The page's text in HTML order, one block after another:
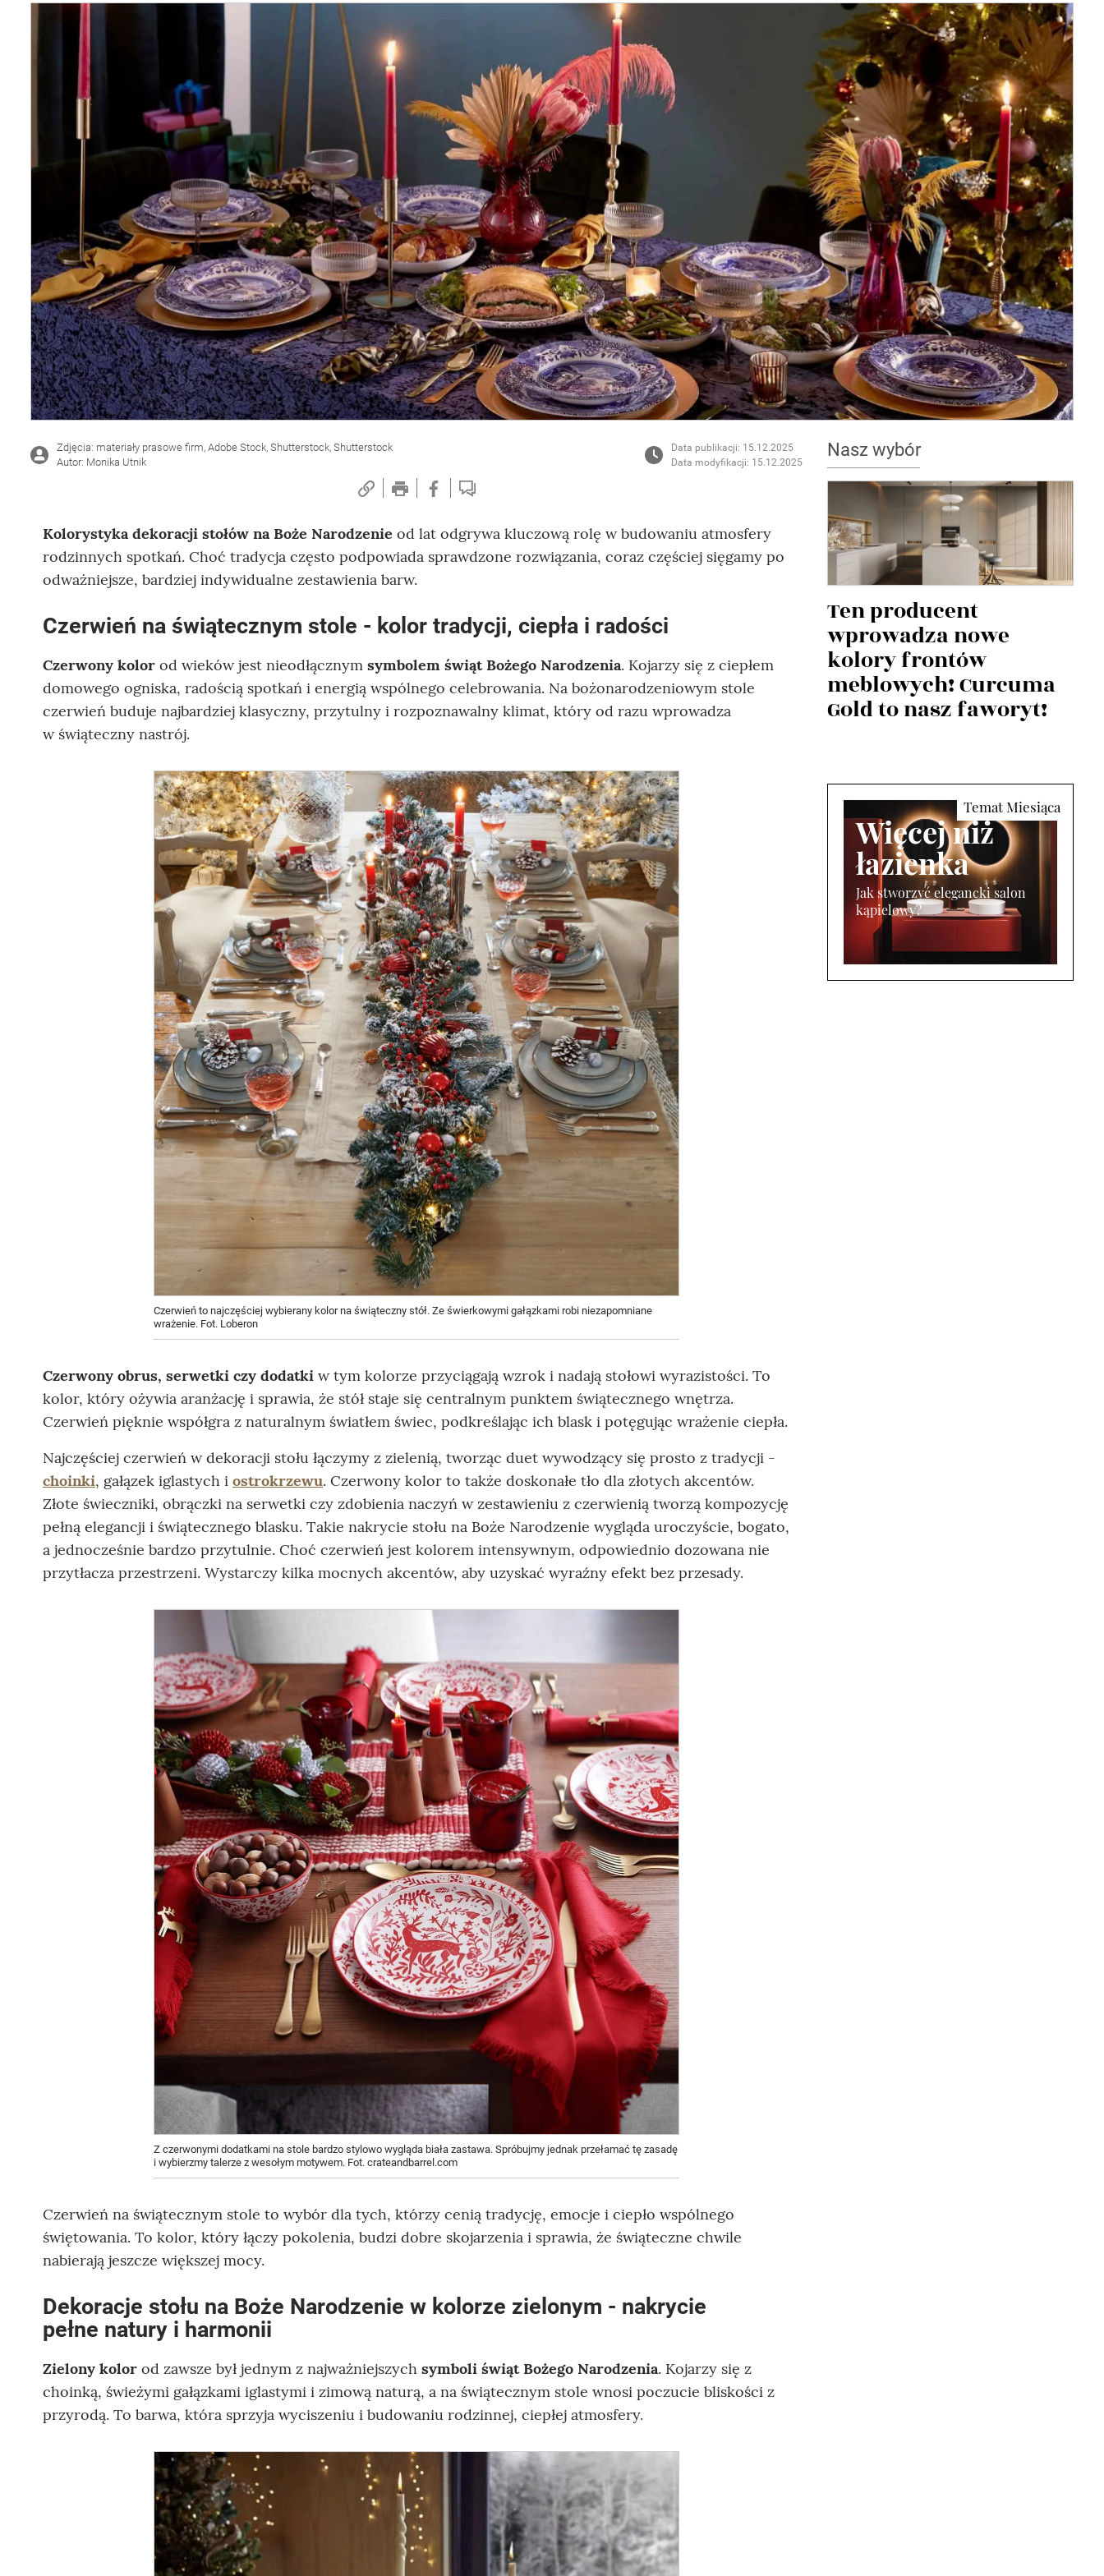
Wellnes
Zdjęcia: materiały prasowe firm, Adobe Stock, Shutterstock, Shutterstock
Autor: Monika Utnik
Data publikacji: 15.12.2025
Data modyfikacji: 15.12.2025
Kolorystyka dekoracji stołów na Boże Narodzenie od lat odgrywa kluczową rolę w budowaniu atmosfery
rodzinnych spotkań. Choć tradycja często podpowiada sprawdzone rozwiązania, coraz częściej sięgamy po
odważniejsze, bardziej indywidualne zestawienia barw.
Czerwień na świątecznym stole - kolor tradycji, ciepła i radości
Czerwony kolor od wieków jest nieodłącznym symbolem świąt Bożego Narodzenia. Kojarzy się z ciepłem
domowego ogniska, radością spotkań i energią wspólnego celebrowania. Na bożonarodzeniowym stole
czerwień buduje najbardziej klasyczny, przytulny i rozpoznawalny klimat, który od razu wprowadza
w świąteczny nastrój.
Czerwień to najczęściej wybierany kolor na świąteczny stół. Ze świerkowymi gałązkami robi niezapomniane
wrażenie. Fot. Loberon
Czerwony obrus, serwetki czy dodatki w tym kolorze przyciągają wzrok i nadają stołowi wyrazistości. To
kolor, który ożywia aranżację i sprawia, że stół staje się centralnym punktem świątecznego wnętrza.
Czerwień pięknie współgra z naturalnym światłem świec, podkreślając ich blask i potęgując wrażenie ciepła.
Najczęściej czerwień w dekoracji stołu łączymy z zielenią, tworząc duet wywodzący się prosto z tradycji -
choinki, gałązek iglastych i ostrokrzewu. Czerwony kolor to także doskonałe tło dla złotych akcentów.
Złote świeczniki, obrączki na serwetki czy zdobienia naczyń w zestawieniu z czerwienią tworzą kompozycję
pełną elegancji i świątecznego blasku. Takie nakrycie stołu na Boże Narodzenie wygląda uroczyście, bogato,
a jednocześnie bardzo przytulnie. Choć czerwień jest kolorem intensywnym, odpowiednio dozowana nie
przytłacza przestrzeni. Wystarczy kilka mocnych akcentów, aby uzyskać wyraźny efekt bez przesady.
Z czerwonymi dodatkami na stole bardzo stylowo wygląda biała zastawa. Spróbujmy jednak przełamać tę zasadę
i wybierzmy talerze z wesołym motywem. Fot. crateandbarrel.com
Czerwień na świątecznym stole to wybór dla tych, którzy cenią tradycję, emocje i ciepło wspólnego
świętowania. To kolor, który łączy pokolenia, budzi dobre skojarzenia i sprawia, że świąteczne chwile
nabierają jeszcze większej mocy.
Dekoracje stołu na Boże Narodzenie w kolorze zielonym - nakrycie
pełne natury i harmonii
Zielony kolor od zawsze był jednym z najważniejszych symboli świąt Bożego Narodzenia. Kojarzy się z
choinką, świeżymi gałązkami iglastymi i zimową naturą, a na świątecznym stole wnosi poczucie bliskości z
przyrodą. To barwa, która sprzyja wyciszeniu i budowaniu rodzinnej, ciepłej atmosfery.
Nasz wybór
Ten producent
wprowadza nowe
kolory frontów
meblowych! Curcuma
Gold to nasz faworyt!
Więcej niż
łazienka
Jak stworzyć elegancki salon
kąpielowy?